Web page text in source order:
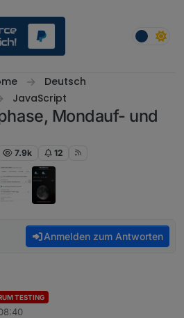
Deutsch
JavaScript
Mondauf- und
7.9k 12
Anmelden zum Antworten
TESTING